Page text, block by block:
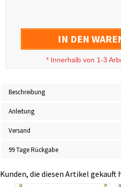
IN DEN
* Innerhalb von 1-3
Beschreibung
Anleitung
Versand
99 Tage Rückgabe
Kunden, die diesen Artikel gekauft